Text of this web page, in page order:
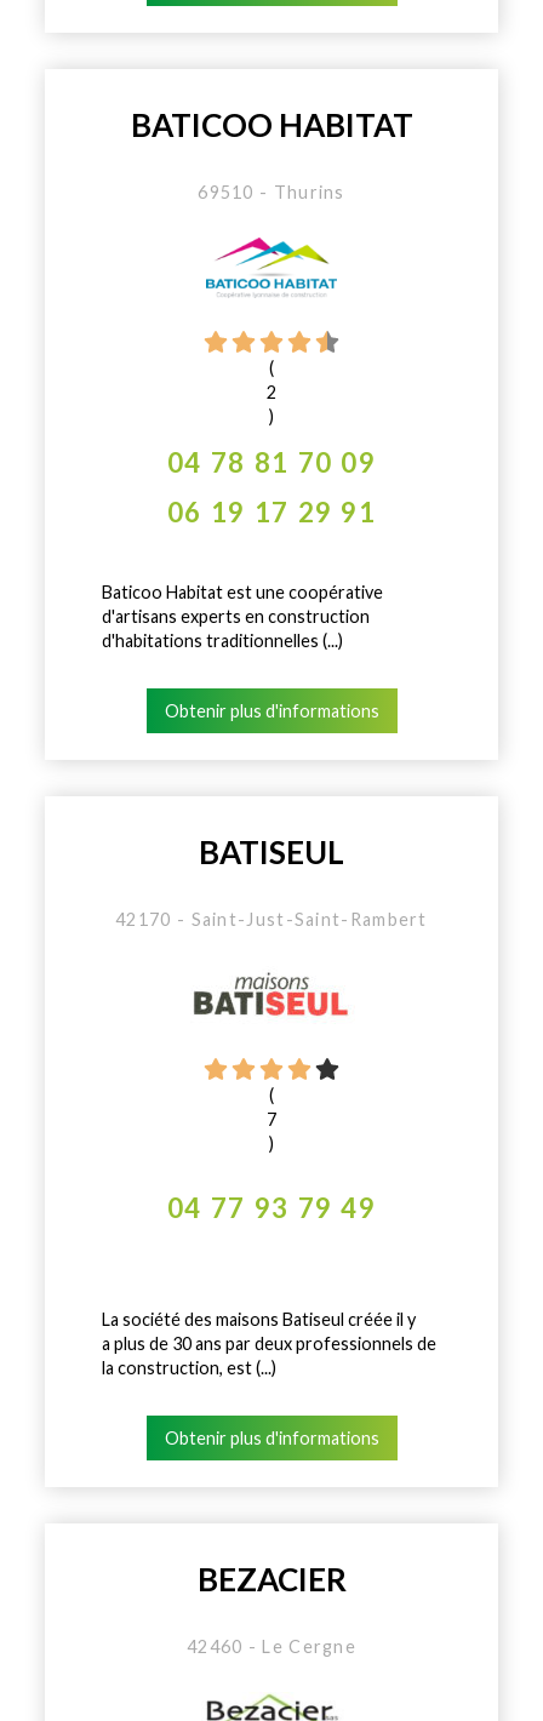
BATICOO HABITAT
69510 - Thurins
(
2
)
04 78 81 70 09
06 19 17 29 91
Baticoo Habitat est une coopérative
d'artisans experts en construction
d'habitations traditionnelles (...)
Obtenir plus d'informations
BATISEUL
42170 - Saint-Just-Saint-Rambert
(
7
)
04 77 93 79 49
La société des maisons Batiseul créée il y
a plus de 30 ans par deux professionnels de
la construction, est (...)
Obtenir plus d'informations
BEZACIER
42460 - Le Cergne